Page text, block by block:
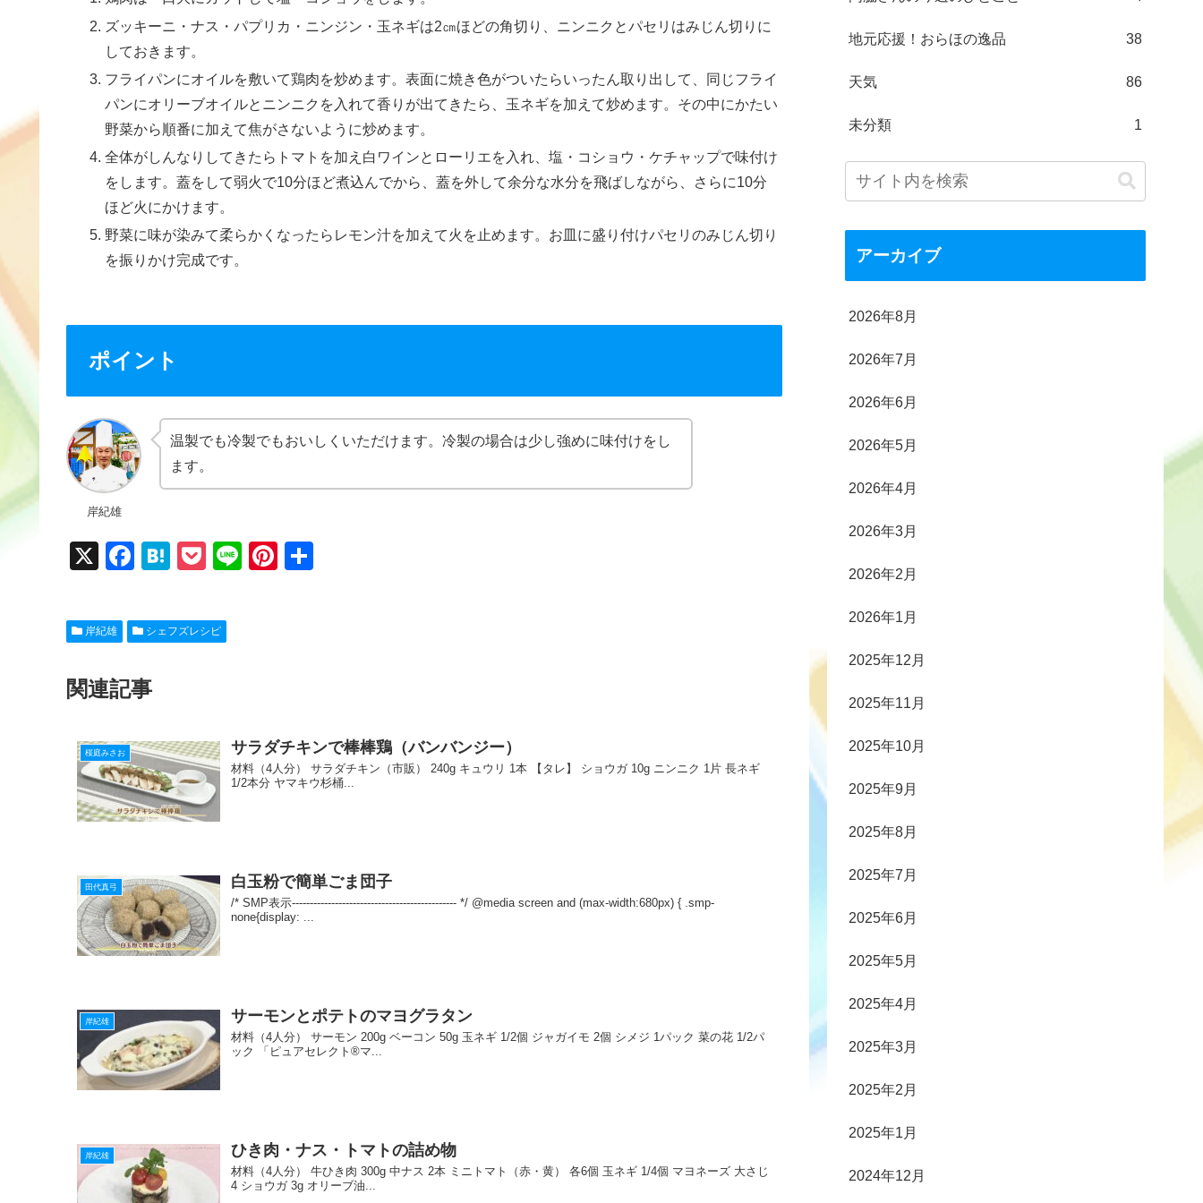
ズッキーニ・ナス・パプリカ・ニンジン・玉ネギは2㎝ほどの角切り、ニンニクとパセリはみじん切りに
しておきます。
フライパンにオイルを敷いて鶏肉を炒めます。表面に焼き色がついたらいったん取り出して、同じフライ
パンにオリーブオイルとニンニクを入れて香りが出てきたら、玉ネギを加えて炒めます。その中にかたい
野菜から順番に加えて焦がさないように炒めます。
全体がしんなりしてきたらトマトを加え白ワインとローリエを入れ、塩・コショウ・ケチャップで味付け
をします。蓋をして弱火で10分ほど煮込んでから、蓋を外して余分な水分を飛ばしながら、さらに10分
ほど火にかけます。
野菜に味が染みて柔らかくなったらレモン汁を加えて火を止めます。お皿に盛り付けパセリのみじん切り
を振りかけ完成です。
ポイント
岸紀雄
温製でも冷製でもおいしくいただけます。冷製の場合は少し強めに味付けをし
ます。
X
F
c
e
b
o
k
H
e
n
P
ck
et
Li
Pi
岸紀雄 シェフズレシピ
関連記事
桜庭みさお サラダチキンで棒棒鶏（バンバンジー）
材料（4人分） サラダチキン（市販） 240g キュウリ 1本 【タレ】 ショウガ 10g ニンニク 1片 長ネギ
1/2本分 ヤマキウ杉桶...
田代真弓 白玉粉で簡単ごま団子
/* SMP表示---------------------------------------------- */ @media screen and (max-width:680px) { .smp-
none{display: ...
岸紀雄 サーモンとポテトのマヨグラタン
材料（4人分） サーモン 200g ベーコン 50g 玉ネギ 1/2個 ジャガイモ 2個 シメジ 1パック 菜の花 1/2パ
ック 「ピュアセレクト®マ...
岸紀雄 ひき肉・ナス・トマトの詰め物
材料（4人分） 牛ひき肉 300g 中ナス 2本 ミニトマト（赤・黄） 各6個 玉ネギ 1/4個 マヨネーズ 大さじ
4 ショウガ 3g オリーブ油...
地元応援！おらほの逸品 38
天気 86
未分類 1
アーカイブ
2026年8月
2026年7月
2026年6月
2026年5月
2026年4月
2026年3月
2026年2月
2026年1月
2025年12月
2025年11月
2025年10月
2025年9月
2025年8月
2025年7月
2025年6月
2025年5月
2025年4月
2025年3月
2025年2月
2025年1月
2024年12月